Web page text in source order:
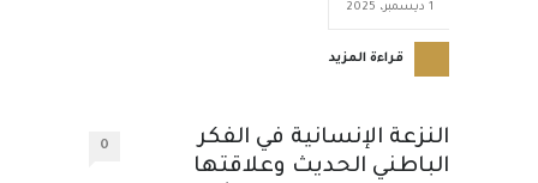
1 ديسمبر، 2025
قراءة المزيد
النزعة الإنسانية في الفكر
الباطني الحديث وعلاقتها
0